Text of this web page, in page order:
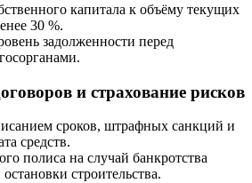
капитала к объёму текущих
30 %.
задолженности перед
и страхование рисков
сроков, штрафных санкций и
средств.
полиса на случай банкротства
строительства.